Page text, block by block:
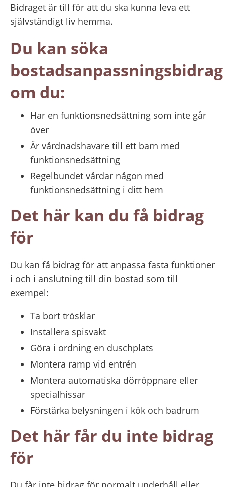
Bidraget är till för att du ska kunna leva ett
självständigt liv hemma.
Du kan söka
bostadsanpassningsbidrag
om du:
Har en funktionsnedsättning som inte går
över
Är vårdnadshavare till ett barn med
funktionsnedsättning
Regelbundet vårdar någon med
funktionsnedsättning i ditt hem
Det här kan du få bidrag
för
Du kan få bidrag för att anpassa fasta funktioner
i och i anslutning till din bostad som till
exempel:
Ta bort trösklar
Installera spisvakt
Göra i ordning en duschplats
Montera ramp vid entrén
Montera automatiska dörröppnare eller
specialhissar
Förstärka belysningen i kök och badrum
Det här får du inte bidrag
för